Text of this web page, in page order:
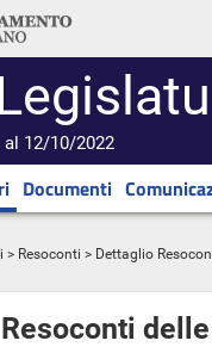
12/10/2022
Documenti
> Resoconti > Dettaglio
Resoconti